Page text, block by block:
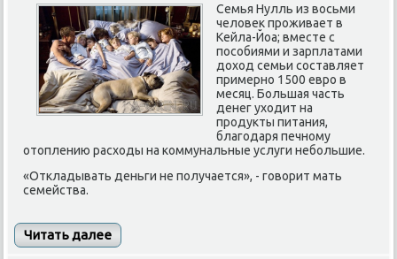
Семья Нулль из восьми
человек проживает в
Кейла-Йоа; вместе с
пособиями и зарплатами
доход семьи составляет
примерно 1500 евро в
месяц. Большая часть
денег уходит на
продукты питания,
благодаря печному
отоплению расходы на коммунальные услуги небольшие.
«Откладывать деньги не получается», - говорит мать
семейства.
Читать далее